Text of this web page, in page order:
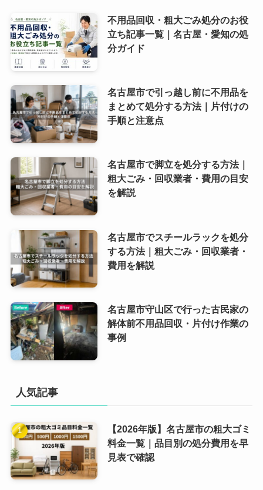
不用品回収・粗大ごみ処分のお役
立ち記事一覧｜名古屋・愛知の処
分ガイド
名古屋市で引っ越し前に不用品を
まとめて処分する方法｜片付けの
手順と注意点
名古屋市で脚立を処分する方法｜
粗大ごみ・回収業者・費用の目安
を解説
名古屋市でスチールラックを処分
する方法｜粗大ごみ・回収業者・
費用を解説
名古屋市守山区で行った古民家の
解体前不用品回収・片付け作業の
事例
人気記事
【2026年版】名古屋市の粗大ゴミ
料金一覧｜品目別の処分費用を早
見表で確認